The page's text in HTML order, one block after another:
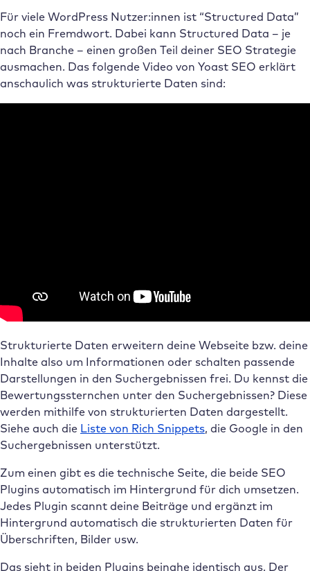
Für viele WordPress Nutzer:innen ist “Structured Data”
noch ein Fremdwort. Dabei kann Structured Data – je
nach Branche – einen großen Teil deiner SEO Strategie
ausmachen. Das folgende Video von Yoast SEO erklärt
anschaulich was strukturierte Daten sind:
Strukturierte Daten erweitern deine Webseite bzw. deine
Inhalte also um Informationen oder schalten passende
Darstellungen in den Suchergebnissen frei. Du kennst die
Bewertungssternchen unter den Suchergebnissen? Diese
werden mithilfe von strukturierten Daten dargestellt.
Siehe auch die Liste von Rich Snippets, die Google in den
Suchergebnissen unterstützt.
Zum einen gibt es die technische Seite, die beide SEO
Plugins automatisch im Hintergrund für dich umsetzen.
Jedes Plugin scannt deine Beiträge und ergänzt im
Hintergrund automatisch die strukturierten Daten für
Überschriften, Bilder usw.
Das sieht in beiden Plugins beinahe identisch aus. Der